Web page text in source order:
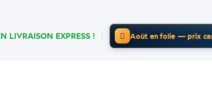
LIVRAISON EXPRESS ! Août en folie — prix